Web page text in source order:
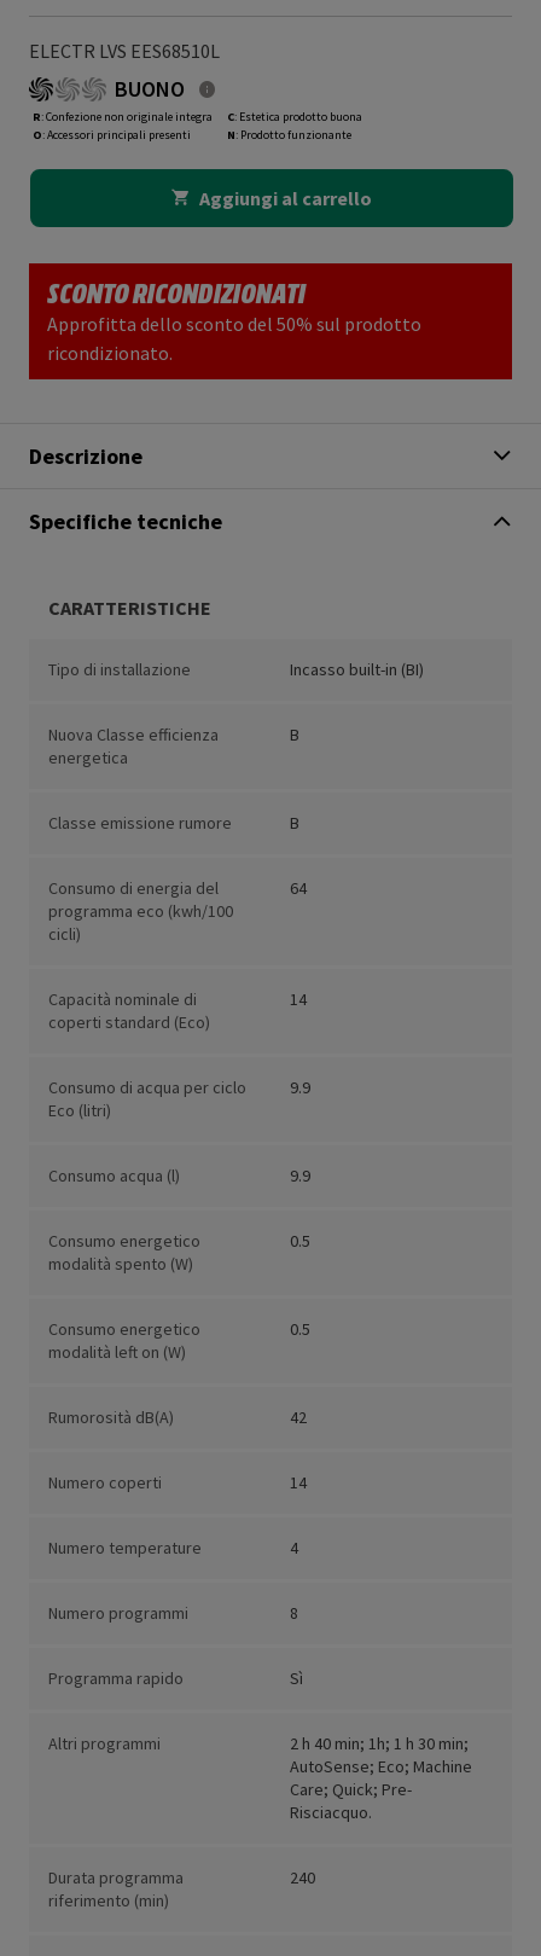
ELECTR LVS EES68510L
BUONO
R: Confezione non originale integra
O: Accessori principali presenti
C: Estetica prodotto buona
N: Prodotto funzionante
Aggiungi al carrello
SCONTO RICONDIZIONATI
Approfitta dello sconto del 50% sul prodotto
ricondizionato.
Descrizione
Specifiche tecniche
CARATTERISTICHE
Tipo di installazione Incasso built-in (BI)
Nuova Classe efficienza
energetica
B
Classe emissione rumore B
Consumo di energia del
programma eco (kwh/100
cicli)
64
Capacità nominale di
coperti standard (Eco)
14
Consumo di acqua per ciclo
Eco (litri)
9.9
Consumo acqua (l) 9.9
Consumo energetico
modalità spento (W)
0.5
Consumo energetico
modalità left on (W)
0.5
Rumorosità dB(A) 42
Numero coperti 14
Numero temperature 4
Numero programmi 8
Programma rapido Sì
Altri programmi
2 h 40 min; 1h; 1 h 30 min;
AutoSense; Eco; Machine
Care; Quick; Pre-
Risciacquo.
Durata programma
riferimento (min)
240